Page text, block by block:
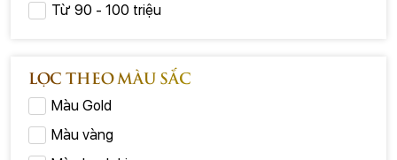
Từ 90 - 100 triệu
LỌC THEO MÀU SẮC
Màu Gold
Màu vàng